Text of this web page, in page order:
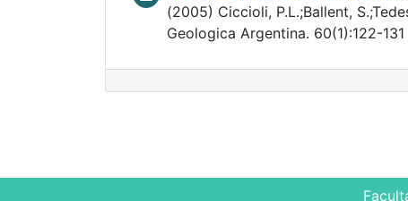
(2005) Ciccioli, P.L.;Ballent,
Geologica Argentina. 60(1):122-131